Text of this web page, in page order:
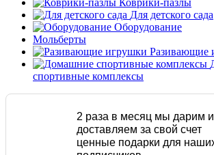
Коврики-пазлы
Для детского сада
Оборудование
Мольберты
Разивающие
спортивные комплексы
2 раза в месяц мы дарим и
доставляем за свой счет
ценные подарки для